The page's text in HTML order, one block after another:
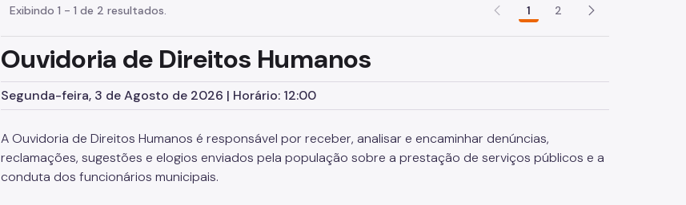
Exibindo 1 - 1 de 2 resultados. 1 2
Ouvidoria de Direitos Humanos
Segunda-feira, 3 de Agosto de 2026 | Horário: 12:00
A Ouvidoria de Direitos Humanos é responsável por receber, analisar e encaminhar denúncias,
reclamações, sugestões e elogios enviados pela população sobre a prestação de serviços públicos e a
conduta dos funcionários municipais.